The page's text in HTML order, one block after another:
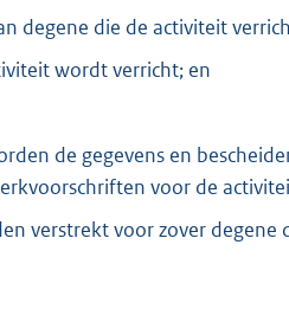
degene die de activiteit
wordt verricht; en
de gegevens en
voor de
verstrekt voor zover